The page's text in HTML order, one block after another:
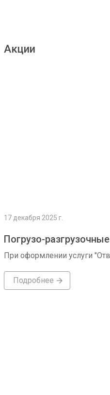
Акции
17 декабря 2025 г.
Погрузо-
При оформлении услуги
Подробнее